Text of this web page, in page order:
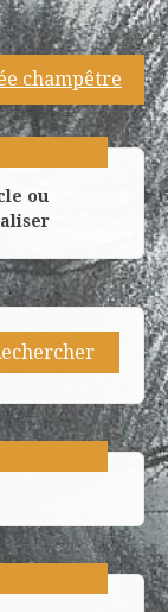
champêtre
ou